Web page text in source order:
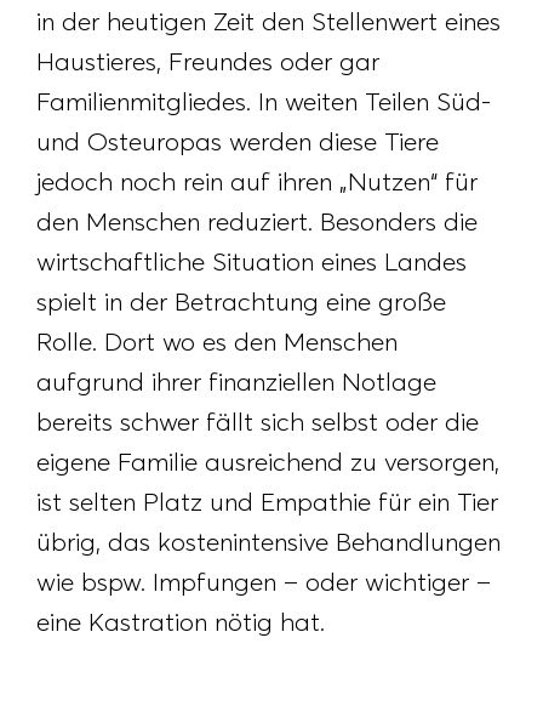
in der heutigen Zeit den Stellenwert eines
Haustieres, Freundes oder gar
Familienmitgliedes. In weiten Teilen Süd-
und Osteuropas werden diese Tiere
jedoch noch rein auf ihren „Nutzen“ für
den Menschen reduziert. Besonders die
wirtschaftliche Situation eines Landes
spielt in der Betrachtung eine große
Rolle. Dort wo es den Menschen
aufgrund ihrer finanziellen Notlage
bereits schwer fällt sich selbst oder die
eigene Familie ausreichend zu versorgen,
ist selten Platz und Empathie für ein Tier
übrig, das kostenintensive Behandlungen
wie bspw. Impfungen – oder wichtiger –
eine Kastration nötig hat.